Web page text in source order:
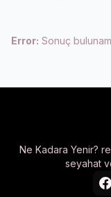
Error: Sonuç
Ne Kadara Yenir?
seyahat